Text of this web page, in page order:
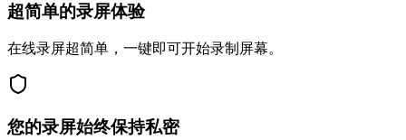
超简单的录屏体验
在线录屏超简单，一键即可开始录制屏幕。
您的录屏始终保持私密